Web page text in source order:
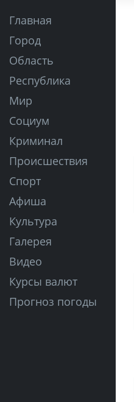
Главная
Город
Область
Республика
Мир
Социум
Криминал
Происшествия
Спорт
Афиша
Культура
Галерея
Видео
Курсы валют
Прогноз погоды